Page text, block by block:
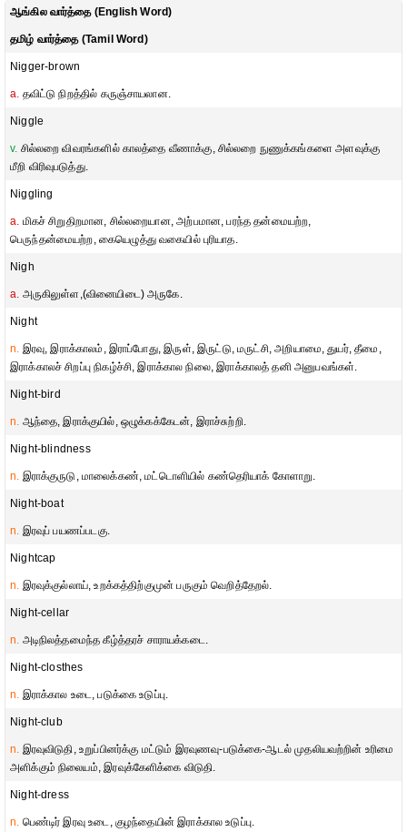
ஆங்கில வார்த்தை (English Word)
தமிழ் வார்த்தை (Tamil Word)
Nigger-brown
a. தவிட்டு நிறத்தில் கருஞ்சாயலான.
Niggle
v. சில்லறை விவரங்களில் காலத்தை வீணாக்கு, சில்லறை நுணுக்கங்களை அளவுக்கு
மீறி விரிவுபடுத்து.
Niggling
a. மிகச் சிறுதிறமான, சில்லறையான, அற்பமான, பரந்த தன்மையற்ற,
பெருந்தன்மையற்ற, கையெழுத்து வகையில் புரியாத.
Nigh
a. அருகிலுள்ள,(வினையிடை) அருகே.
Night
n. இரவு, இராக்காலம், இராப்போது, இருள், இருட்டு, மருட்சி, அறியாமை, துயர், தீமை,
இராக்காலச் சிறப்பு நிகழ்ச்சி, இராக்கால நிலை, இராக்காலத் தனி அனுபவங்கள்.
Night-bird
n. ஆந்தை, இராக்குயில், ஒழுக்கக்கேடன், இராச்சுற்றி.
Night-blindness
n. இராக்குருடு, மாலைக்கண், மட்டொளியில் கண்தெரியாக் கோளாறு.
Night-boat
n. இரவுப் பயணப்படகு.
Nightcap
n. இரவுக்குல்லாய், உறக்கத்திற்குமுன் பருகும் வெறித்தேறல்.
Night-cellar
n. அடிநிலத்தமைந்த கீழ்த்தரச் சாராயக்கடை.
Night-closthes
n. இராக்கால உடை, படுக்கை உடுப்பு.
Night-club
n. இரவுவிடுதி, உறுப்பினர்க்கு மட்டும் இரவுணவு-படுக்கை-ஆடல் முதலியவற்றின் உரிமை
அளிக்கும் நிலையம், இரவுக்கேளிக்கை விடுதி.
Night-dress
n. பெண்டிர் இரவு உடை, குழந்தையின் இராக்கால உடுப்பு.